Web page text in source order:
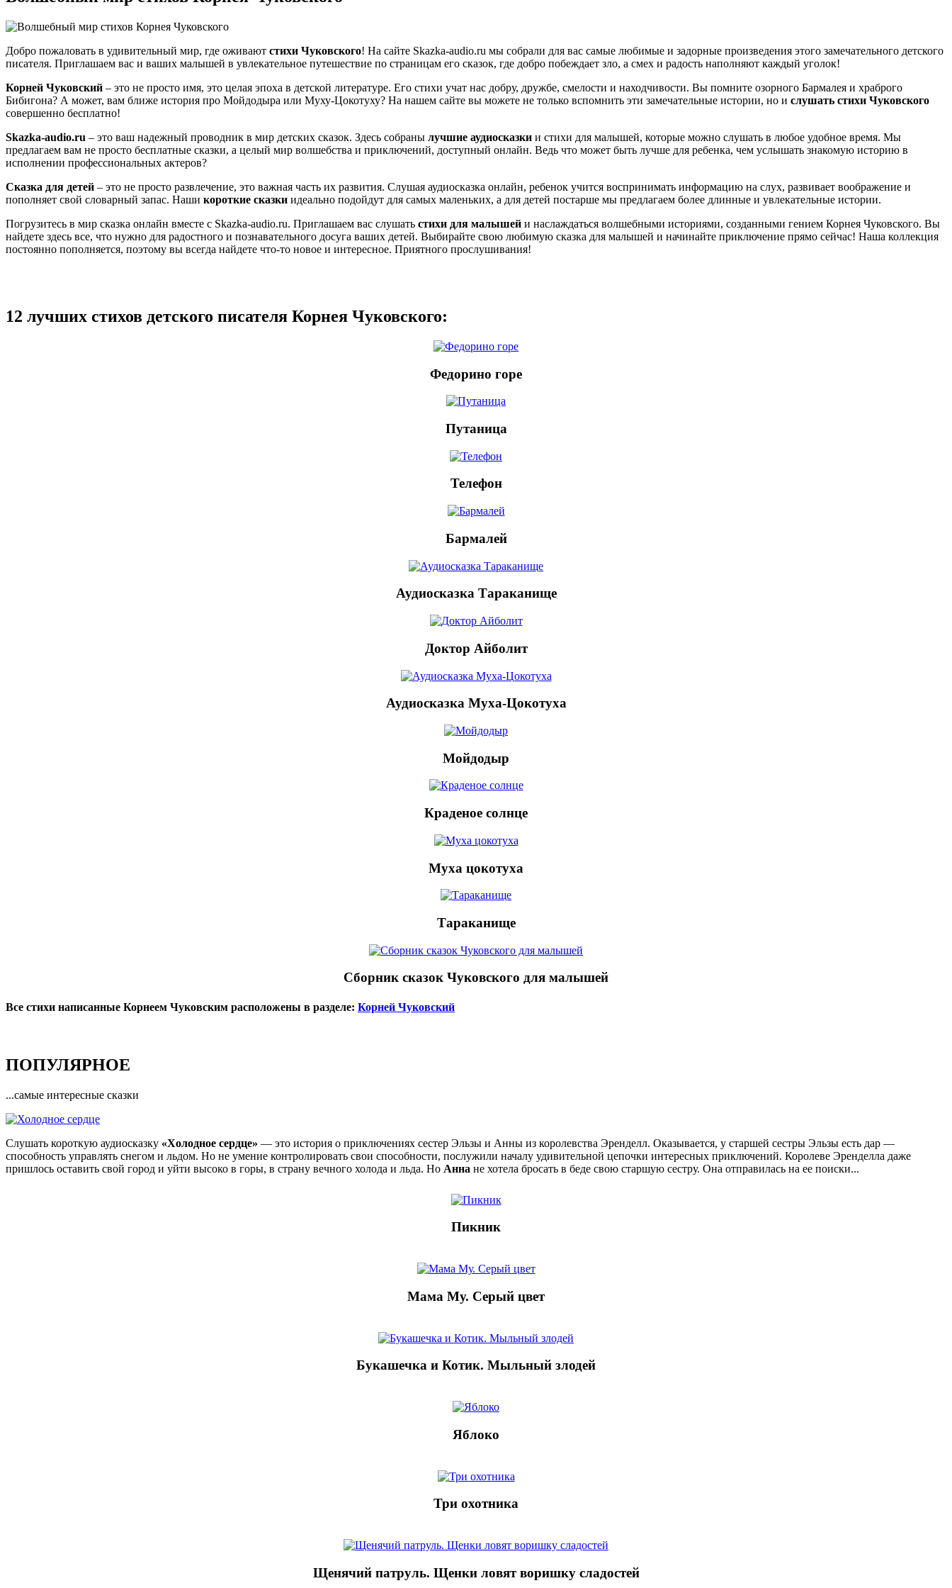
Добро пожаловать в удивительный мир, где оживают стихи Чуковского! На сайте Skazka-audio.ru мы собрали для вас самые любимые и задорные произведения этого замечательного детского
писателя. Приглашаем вас и ваших малышей в увлекательное путешествие по страницам его сказок, где добро побеждает зло, а смех и радость наполняют каждый уголок!
Корней Чуковский – это не просто имя, это целая эпоха в детской литературе. Его стихи учат нас добру, дружбе, смелости и находчивости. Вы помните озорного Бармалея и храброго
Бибигона? А может, вам ближе история про Мойдодыра или Муху-Цокотуху? На нашем сайте вы можете не только вспомнить эти замечательные истории, но и слушать стихи Чуковского
совершенно бесплатно!
Skazka-audio.ru – это ваш надежный проводник в мир детских сказок. Здесь собраны лучшие аудиосказки и стихи для малышей, которые можно слушать в любое удобное время. Мы
предлагаем вам не просто бесплатные сказки, а целый мир волшебства и приключений, доступный онлайн. Ведь что может быть лучше для ребенка, чем услышать знакомую историю в
исполнении профессиональных актеров?
Сказка для детей – это не просто развлечение, это важная часть их развития. Слушая аудиосказка онлайн, ребенок учится воспринимать информацию на слух, развивает воображение и
пополняет свой словарный запас. Наши короткие сказки идеально подойдут для самых маленьких, а для детей постарше мы предлагаем более длинные и увлекательные истории.
Погрузитесь в мир сказка онлайн вместе с Skazka-audio.ru. Приглашаем вас слушать стихи для малышей и наслаждаться волшебными историями, созданными гением Корнея Чуковского. Вы
найдете здесь все, что нужно для радостного и познавательного досуга ваших детей. Выбирайте свою любимую сказка для малышей и начинайте приключение прямо сейчас! Наша коллекция
постоянно пополняется, поэтому вы всегда найдете что-то новое и интересное. Приятного прослушивания!
12 лучших стихов детского писателя Корнея Чуковского:
Федорино горе
Путаница
Телефон
Бармалей
Аудиосказка Тараканище
Доктор Айболит
Аудиосказка Муха-Цокотуха
Мойдодыр
Краденое солнце
Муха цокотуха
Тараканище
Сборник сказок Чуковского для малышей
Все стихи написанные Корнеем Чуковским расположены в разделе: Корней Чуковский
ПОПУЛЯРНОЕ
...самые интересные сказки
Слушать короткую аудиосказку «Холодное сердце» — это история о приключениях сестер Эльзы и Анны из королевства Эренделл. Оказывается, у старшей сестры Эльзы есть дар —
способность управлять снегом и льдом. Но не умение контролировать свои способности, послужили началу удивительной цепочки интересных приключений. Королеве Эренделла даже
пришлось оставить свой город и уйти высоко в горы, в страну вечного холода и льда. Но Анна не хотела бросать в беде свою старшую сестру. Она отправилась на ее поиски...
Пикник
Мама Му. Серый цвет
Букашечка и Котик. Мыльный злодей
Яблоко
Три охотника
Щенячий патруль. Щенки ловят воришку сладостей